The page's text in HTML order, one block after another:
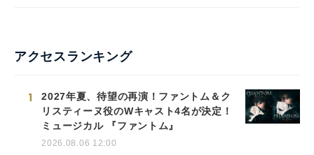
アクセスランキング
1
2027年夏、待望の再演！ファントム＆ク
リスティーヌ役のWキャスト4名が決定！
ミュージカル 『ファントム』
2026.08.06 12:00